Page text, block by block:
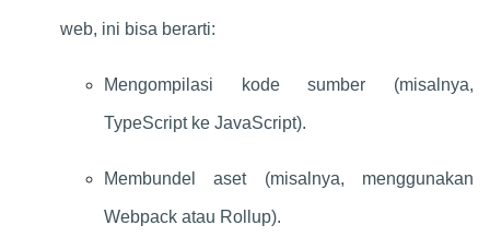
web, ini bisa berarti:
Mengompilasi kode sumber (misalnya,
TypeScript ke JavaScript).
Membundel aset (misalnya, menggunakan
Webpack atau Rollup).